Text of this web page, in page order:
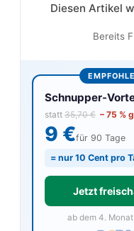
Diesen Artikel
Bereits
Schnupper-
statt 35,70 € – 75 %
9 €für 90 Tage
= nur 10 Cent pro
Jetzt
ab dem 4. Monat